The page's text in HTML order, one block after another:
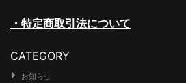
・特定商取引法について
CATEGORY
お知らせ